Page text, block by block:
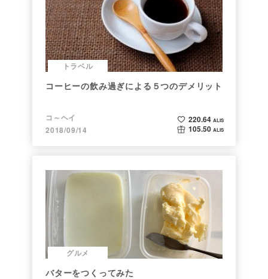
トラベル
コーヒーの飲み過ぎによる５つのデメリット
コ～ヘイ
2018/09/14
220.64 ALIS
105.50 ALIS
グルメ
バターをつくってみた